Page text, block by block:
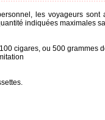
les voyageurs sont
indiquées maximales
cigares, ou 500 grammes